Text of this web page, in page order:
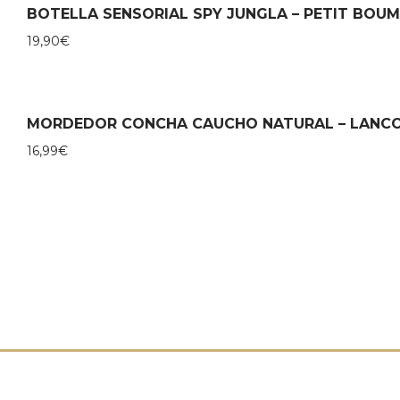
BOTELLA SENSORIAL SPY JUNGLA – PETIT BOUM
19,90€
MORDEDOR CONCHA CAUCHO NATURAL –
16,99€